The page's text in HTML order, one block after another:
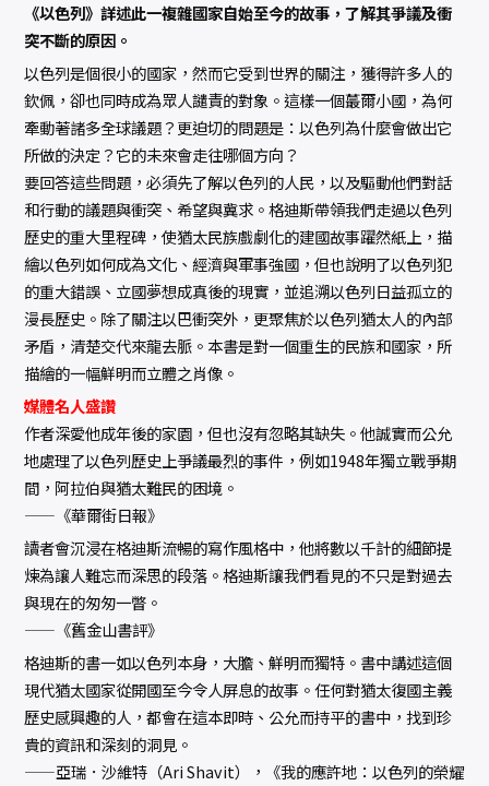
《以色列》詳述此一複雜國家自始至今的故事，了解其爭議及衝
突不斷的原因。
以色列是個很小的國家，然而它受到世界的關注，獲得許多人的
欽佩，卻也同時成為眾人譴責的對象。這樣一個蕞爾小國，為何
牽動著諸多全球議題？更迫切的問題是：以色列為什麼會做出它
所做的決定？它的未來會走往哪個方向？
要回答這些問題，必須先了解以色列的人民，以及驅動他們對話
和行動的議題與衝突、希望與冀求。格迪斯帶領我們走過以色列
歷史的重大里程碑，使猶太民族戲劇化的建國故事躍然紙上，描
繪以色列如何成為文化、經濟與軍事強國，但也說明了以色列犯
的重大錯誤、立國夢想成真後的現實，並追溯以色列日益孤立的
漫長歷史。除了關注以巴衝突外，更聚焦於以色列猶太人的內部
矛盾，清楚交代來龍去脈。本書是對一個重生的民族和國家，所
描繪的一幅鮮明而立體之肖像。
媒體名人盛讚
作者深愛他成年後的家園，但也沒有忽略其缺失。他誠實而公允
地處理了以色列歷史上爭議最烈的事件，例如1948年獨立戰爭期
間，阿拉伯與猶太難民的困境。
——《華爾街日報》
讀者會沉浸在格迪斯流暢的寫作風格中，他將數以千計的細節提
煉為讓人難忘而深思的段落。格迪斯讓我們看見的不只是對過去
與現在的匆匆一瞥。
——《舊金山書評》
格迪斯的書一如以色列本身，大膽、鮮明而獨特。書中講述這個
現代猶太國家從開國至今令人屏息的故事。任何對猶太復國主義
歷史感興趣的人，都會在這本即時、公允而持平的書中，找到珍
貴的資訊和深刻的洞見。
——亞瑞．沙維特（Ari Shavit），《我的應許地：以色列的榮耀